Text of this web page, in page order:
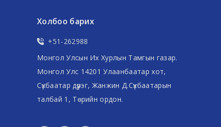
Холбоо барих
+51-262988
Монгол Улсын Их Хурлын Тамгын газар.
Монгол Улс 14201 Улаанбаатар хот,
Сүхбаатар дүүрэг, Жанжин Д.Сүхбаатарын
талбай 1, Төрийн ордон.